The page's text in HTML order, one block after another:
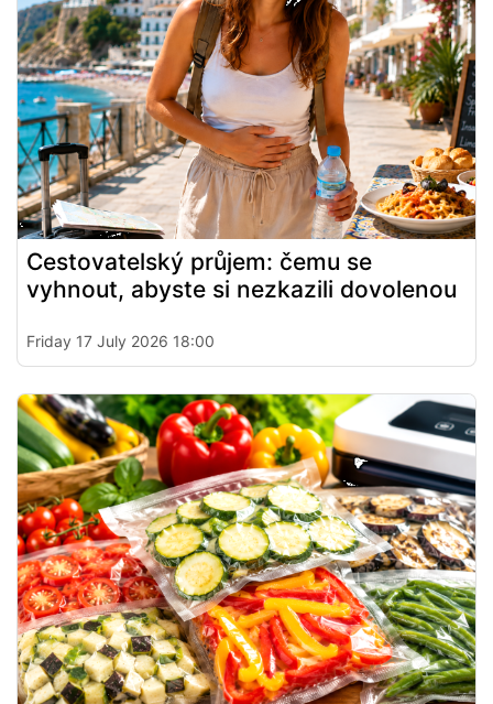
Cestovatelský průjem: čemu se
vyhnout, abyste si nezkazili dovolenou
Friday 17 July 2026 18:00